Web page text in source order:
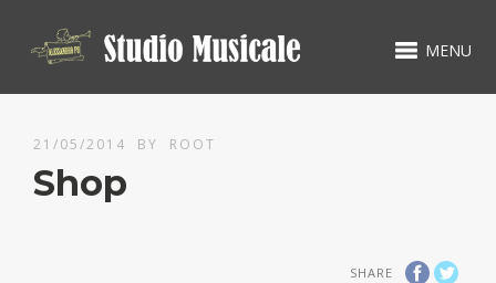
MENU
21/05/2014 BY ROOT
Shop
SHARE